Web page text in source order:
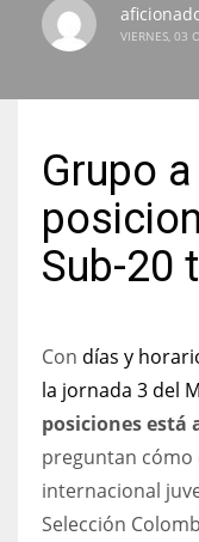
NYJ
24
34
MIN
6
DEN
VIERNES, 03
Grupo
Sub-20
Con días y
la jornada 3 del
posiciones está
preguntan cómo
internacional
Selección